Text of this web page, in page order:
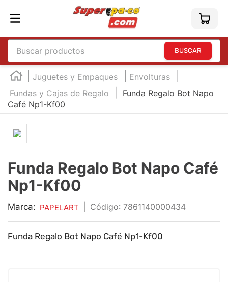
Buscar productos
Juguetes y Empaques
Envolturas
Fundas y Cajas de Regalo
Funda Regalo Bot Napo
Café Np1-Kf00
Funda Regalo Bot Napo Café
Np1-Kf00
Marca: PAPELART : 7861140000434
Funda Regalo Bot Napo Café Np1-Kf00
TÉRMINOS MÁS BUSCADOS
england
2.
marcador e300
3.
4.
6
marcadores
7.
8.
teclado